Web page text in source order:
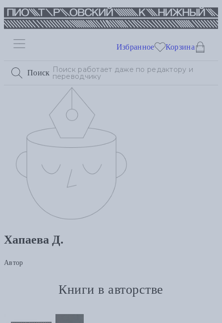
Поиск
Избранное Корзина
Хапаева Д.
Автор
Книги в авторстве